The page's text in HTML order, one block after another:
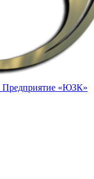
Предприятие «ЮЗК»